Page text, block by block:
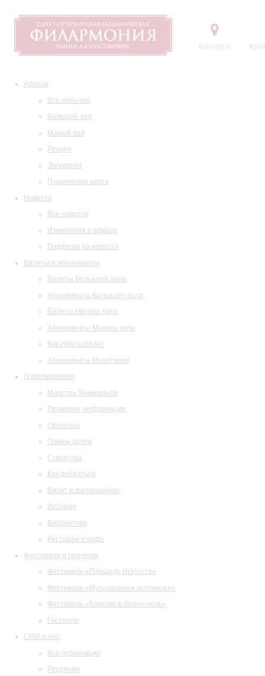
Контакты
Афиша
Все события
Большой зал
Малый зал
Лекции
Экскурсии
Пушкинская карта
Новости
Все новости
Изменения в афише
Подписка на новости
Билеты и абонементы
Билеты Большого зала
Абонементы Большого зала
Билеты Малого зала
Абонементы Малого зала
Как купить билет
Абонементы Музитория
О филармонии
Маэстро Темирканов
Правовая информация
Оркестры
Планы залов
Структура
Как добраться
Визит в филармонию
История
Библиотека
Ресторан и кафе
Фестивали и гастроли
Фестиваль «Площадь Искусств»
Фестиваль «Музыкальная коллекция»
Фестиваль «Барокко в белую ночь»
Гастроли
СМИ о нас
Все публикации
Рецензии